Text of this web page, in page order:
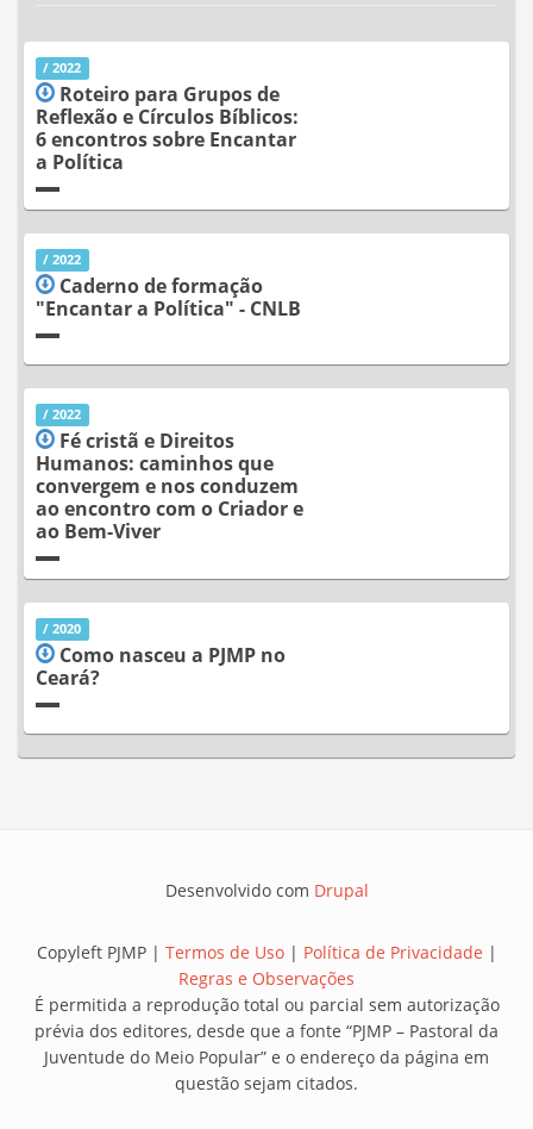
/ 2022
Roteiro para Grupos de
Reflexão e Círculos Bíblicos:
6 encontros sobre Encantar
a Política
/ 2022
Caderno de formação
"Encantar a Política" - CNLB
/ 2022
Fé cristã e Direitos
Humanos: caminhos que
convergem e nos conduzem
ao encontro com o Criador e
ao Bem-Viver
/ 2020
Como nasceu a PJMP no
Ceará?
Desenvolvido com Drupal
Copyleft PJMP | Termos de Uso| Política de Privacidade |
Regras e Observações
É permitida a reprodução total ou parcial sem autorização
prévia dos editores, desde que a fonte “PJMP – Pastoral da
Juventude do Meio Popular” e o endereço da página em
questão sejam citados.